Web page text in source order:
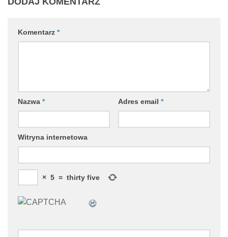
Komentarz *
Nazwa * Adres email *
Witryna internetowa
× 5 = thirty five